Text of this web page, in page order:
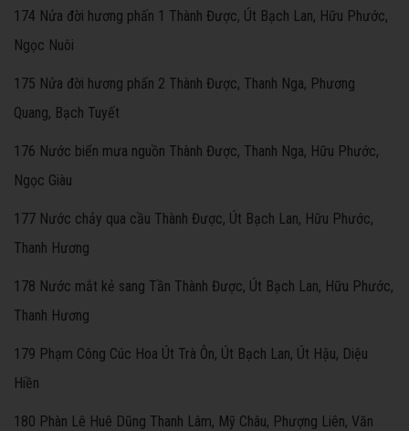
174 Nửa đời hương phấn 1 Thành Được, Út Bạch Lan, Hữu Phước,
Ngọc Nuôi
175 Nửa đời hương phấn 2 Thành Được, Thanh Nga, Phương
Quang, Bạch Tuyết
176 Nước biển mưa nguồn Thành Được, Thanh Nga, Hữu Phước,
Ngọc Giàu
177 Nước chảy qua cầu Thành Được, Út Bạch Lan, Hữu Phước,
Thanh Hương
178 Nước mắt kẻ sang Tần Thành Được, Út Bạch Lan, Hữu Phước,
Thanh Hương
179 Phạm Công Cúc Hoa Út Trà Ôn, Út Bạch Lan, Út Hậu, Diệu
Hiền
180 Phàn Lê Huê Dũng Thanh Lâm, Mỹ Châu, Phượng Liên, Văn